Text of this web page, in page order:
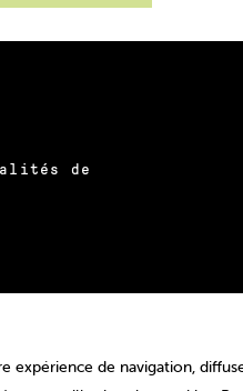
de navigation,
de